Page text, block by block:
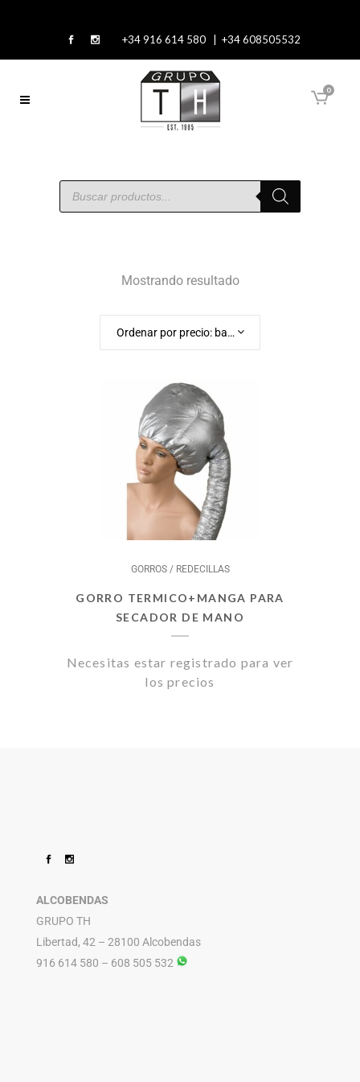
+34 916 614 580 | +34 608505532
0
Mostrando resultado
Ordenar por precio: bajo a alto
GORROS / REDECILLAS
GORRO TERMICO+MANGA PARA
SECADOR DE MANO
Necesitas estar registrado para ver
los precios
ALCOBENDAS
GRUPO TH
Libertad, 42 – 28100 Alcobendas
916 614 580 – 608 505 532